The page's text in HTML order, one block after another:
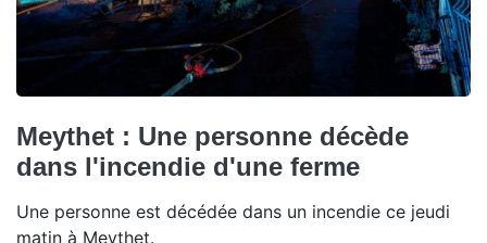
Meythet : Une personne décède
dans l'incendie d'une ferme
Une personne est décédée dans un incendie ce jeudi
matin à Meythet.